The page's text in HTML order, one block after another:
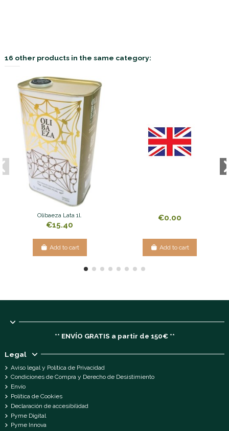
16 other products in the same category:
Olibaeza Lata 1l.
€15.40
Add to cart
€0.00
Add to cart
** ENVÍO GRATIS a partir de 150€ **
Legal
Aviso legal y Política de Privacidad
Condiciones de Compra y Derecho de Desistimiento
Envío
Política de Cookies
Declaración de accesibilidad
Pyme Digital
Pyme Innova